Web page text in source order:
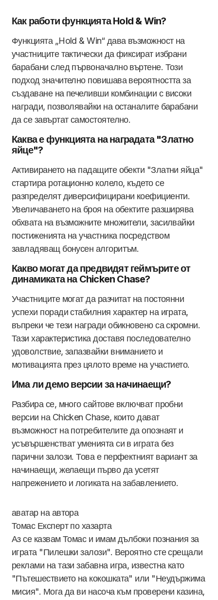
Как работи функцията Hold & Win?
Функцията „Hold & Win“ дава възможност на
участниците тактически да фиксират избрани
барабани след първоначално въртене. Този
подход значително повишава вероятността за
създаване на печеливши комбинации с високи
награди, позволявайки на останалите барабани
да се завъртат самостоятелно.
Каква е функцията на наградата "Златно
яйце"?
Активирането на падащите обекти "Златни яйца"
стартира ротационно колело, където се
разпределят диверсифицирани коефициенти.
Увеличаването на броя на обектите разширява
обхвата на възможните множители, засилвайки
постиженията на участника посредством
завладяващ бонусен алгоритъм.
Какво могат да предвидят геймърите от
динамиката на Chicken Chase?
Участниците могат да разчитат на постоянни
успехи поради стабилния характер на играта,
въпреки че тези награди обикновено са скромни.
Тази характеристика доставя последователно
удоволствие, запазвайки вниманието и
мотивацията през цялото време на участието.
Има ли демо версии за начинаещи?
Разбира се, много сайтове включват пробни
версии на Chicken Chase, които дават
възможност на потребителите да опознаят и
усъвършенстват уменията си в играта без
парични залози. Това е перфектният вариант за
начинаещи, желаещи първо да усетят
напрежението и логиката на забавлението.
Томас Експерт по хазарта
Аз се казвам Томас и имам дълбоки познания за
играта "Пилешки залози". Вероятно сте срещали
реклами на тази забавна игра, известна като
"Пътешествието на кокошката" или "Неудържима
мисия". Мога да ви насоча към проверени казина,